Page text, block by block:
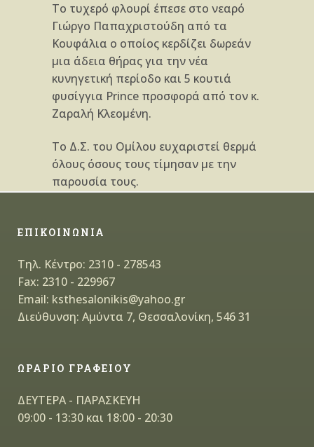
Το τυχερό φλουρί έπεσε στο νεαρό
Γιώργο Παπαχριστούδη από τα
Κουφάλια ο οποίος κερδίζει δωρεάν
μια άδεια θήρας για την νέα
κυνηγετική περίοδο και 5 κουτιά
φυσίγγια Prince προσφορά από τον κ.
Ζαραλή Κλεομένη.
Το Δ.Σ. του Ομίλου ευχαριστεί θερμά
όλους όσους τους τίμησαν με την
παρουσία τους.
ΕΠΙΚΟΙΝΩΝΙΑ
Τηλ. Κέντρο: 2310 - 278543
Fax: 2310 - 229967
Email: ksthesalonikis@yahoo.gr
Διεύθυνση: Αμύντα 7, Θεσσαλονίκη, 546 31
ΩΡΑΡΙΟ ΓΡΑΦΕΙΟΥ
ΔΕΥΤΕΡΑ - ΠΑΡΑΣΚΕΥΗ
09:00 - 13:30 και 18:00 - 20:30